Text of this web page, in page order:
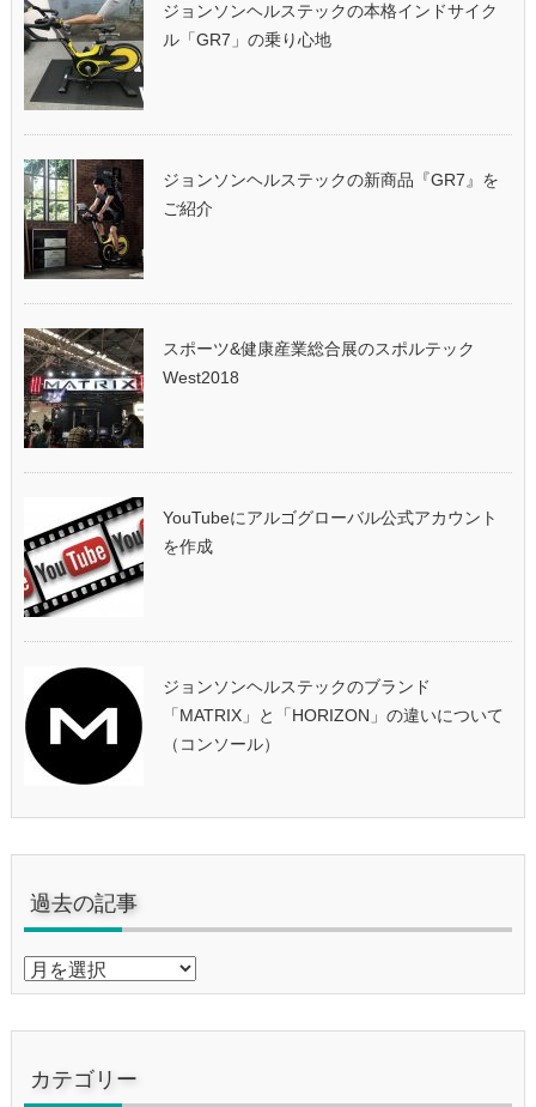
ジョンソンヘルステックの本格インドサイク
ル「GR7」の乗り心地
ジョンソンヘルステックの新商品『GR7』を
ご紹介
スポーツ&健康産業総合展のスポルテック
West2018
YouTubeにアルゴグローバル公式アカウント
を作成
ジョンソンヘルステックのブランド
「MATRIX」と「HORIZON」の違いについて
（コンソール）
過去の記事
過
去
事
カテゴリー